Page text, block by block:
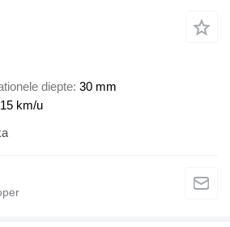
diepte 30 mm
15 km/u